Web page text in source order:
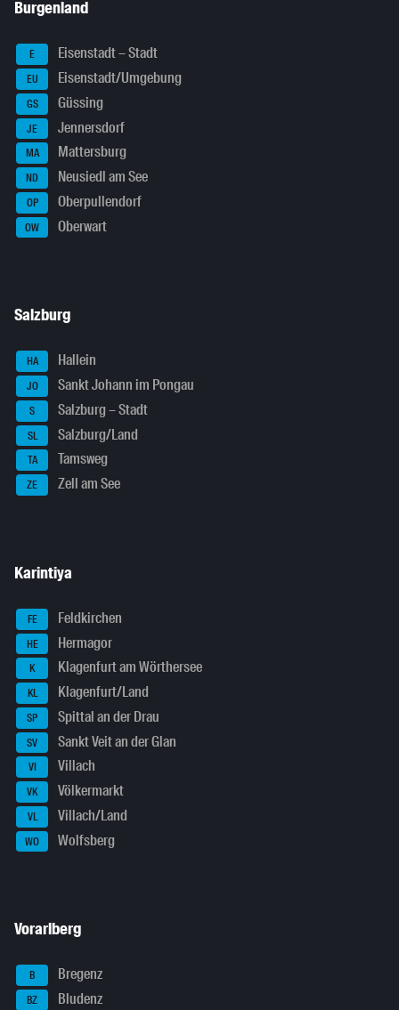
Burgenland
E Eisenstadt – Stadt
EU Eisenstadt/Umgebung
GS Güssing
JE Jennersdorf
MA Mattersburg
ND Neusiedl am See
OP Oberpullendorf
OW Oberwart
Salzburg
HA Hallein
JO Sankt Johann im Pongau
S Salzburg – Stadt
SL Salzburg/Land
TA Tamsweg
ZE Zell am See
Karintiya
FE Feldkirchen
HE Hermagor
K Klagenfurt am Wörthersee
KL Klagenfurt/Land
SP Spittal an der Drau
SV Sankt Veit an der Glan
VI Villach
VK Völkermarkt
VL Villach/Land
WO Wolfsberg
Vorarlberg
B Bregenz
BZ Bludenz